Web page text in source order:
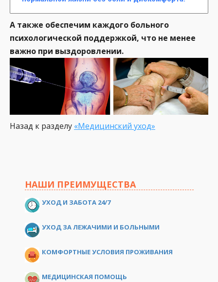
А также обеспечим каждого больного
психологической поддержкой, что не менее
важно при выздоровлении.
Назад к разделу «Медицинский уход»
НАШИ ПРЕИМУЩЕСТВА
УХОД И ЗАБОТА 24/7
УХОД ЗА ЛЕЖАЧИМИ И БОЛЬНЫМИ
КОМФОРТНЫЕ УСЛОВИЯ ПРОЖИВАНИЯ
МЕДИЦИНСКАЯ ПОМОЩЬ